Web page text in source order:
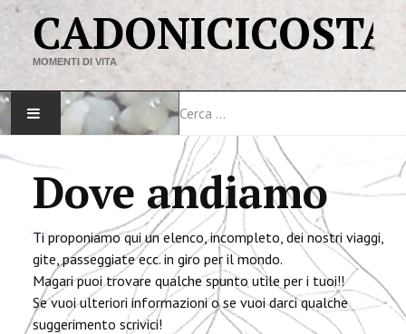
CADONICICOSTA
MOMENTI DI VITA
MAPPA DEL SITO
VIAGGI
LINK
Dove andiamo
Ti proponiamo qui un elenco, incompleto, dei nostri viaggi,
gite, passeggiate ecc. in giro per il mondo.
Magari puoi trovare qualche spunto utile per i tuoi!!
Se vuoi ulteriori informazioni o se vuoi darci qualche
suggerimento scrivici!